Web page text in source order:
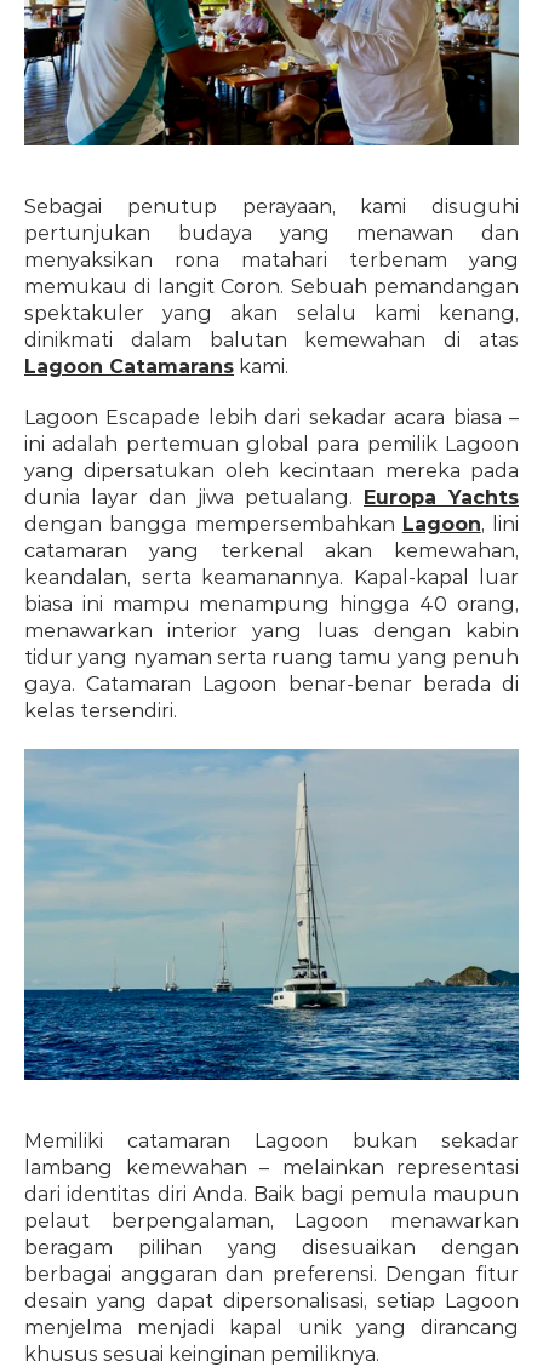
Sebagai penutup perayaan, kami disuguhi
pertunjukan budaya yang menawan dan
menyaksikan rona matahari terbenam yang
memukau di langit Coron. Sebuah pemandangan
spektakuler yang akan selalu kami kenang,
Lagoon Catamarans kami.
Lagoon Escapade lebih dari sekadar acara biasa –
ini adalah pertemuan global para pemilik Lagoon
yang dipersatukan oleh kecintaan mereka pada
dunia layar dan jiwa petualang. Europa Yachts
dengan bangga mempersembahkan Lagoon, lini
catamaran yang terkenal akan kemewahan,
keandalan, serta keamanannya. Kapal-kapal luar
biasa ini mampu menampung hingga 40 orang,
menawarkan interior yang luas dengan kabin
tidur yang nyaman serta ruang tamu yang penuh
gaya. Catamaran Lagoon benar-benar berada di
kelas tersendiri.
Memiliki catamaran Lagoon bukan sekadar
lambang kemewahan – melainkan representasi
dari identitas diri Anda. Baik bagi pemula maupun
pelaut berpengalaman, Lagoon menawarkan
beragam pilihan yang disesuaikan dengan
berbagai anggaran dan preferensi. Dengan fitur
desain yang dapat dipersonalisasi, setiap Lagoon
menjelma menjadi kapal unik yang dirancang
khusus sesuai keinginan pemiliknya.